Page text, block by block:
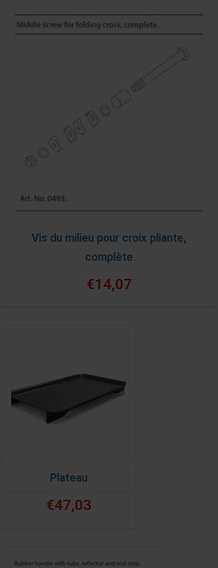
Vis du milieu pour croix pliante,
complète
€14,07
Plateau
€47,03